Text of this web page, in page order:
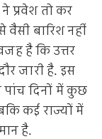
प्रवेश तो कर
वैसी बारिश नहीं
है कि उत्तर
जारी है. इस
पांच दिनों में कुछ
कई राज्यों में
है.